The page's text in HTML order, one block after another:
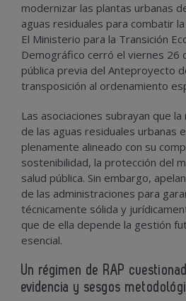
modernizar las plantas urbanas
aguas residuales para combatir
El Ministerio para la Transición
Demográfico cerró el viernes 26
pública previa del Anteproyecto
transposición al ordenamiento
Las asociaciones subrayan que
de las aguas residuales urbanas
plenamente alineado con su
sostenibilidad, la protección del
salud pública. Sin embargo,
de las administraciones para
técnicamente sólida y
que de ella depende la gestión
esencial.
Un régimen de RAP
evidencia y sesgos